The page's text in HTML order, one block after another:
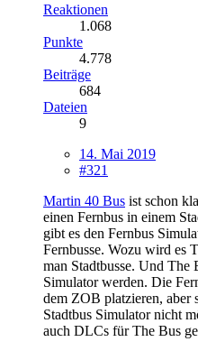
Reaktionen
1.068
Punkte
4.778
Beiträge
684
Dateien
9
14. Mai 2019
#321
Martin 40 Bus ist schon
einen Fernbus in einem
gibt es den Fernbus
Fernbusse. Wozu wird es
man Stadtbusse. Und The
Simulator werden. Die
dem ZOB platzieren, aber
Stadtbus Simulator nicht
auch DLCs für The Bus